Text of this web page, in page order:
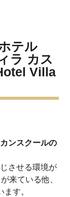
テル
ラ カス
Villa
ンスクールの
させる環境が
来ている他、
ます。